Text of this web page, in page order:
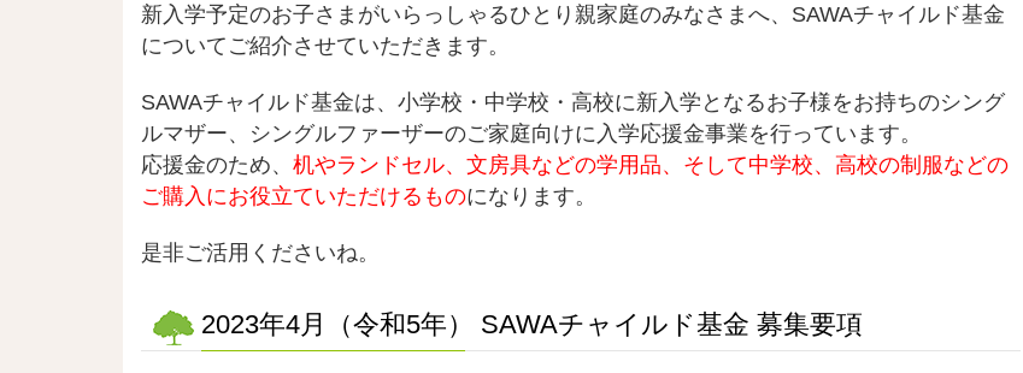
新入学予定のお子さまがいらっしゃるひとり親家庭のみなさまへ、SAWAチャイルド基金
についてご紹介させていただきます。
SAWAチャイルド基金は、小学校・中学校・高校に新入学となるお子様をお持ちのシング
ルマザー、シングルファーザーのご家庭向けに入学応援金事業を行っています。
応援金のため、 机やランドセル、文房具などの学用品、そして中学校、高校の制服などの
ご購入にお役立ていただけるものになります。
是非ご活用くださいね。
2023年4月（令和5年） SAWAチャイルド基金 募集要項